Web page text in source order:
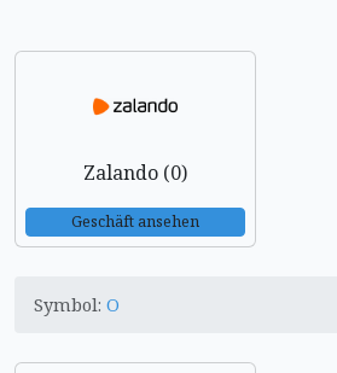
Zalando (0)
Geschäft ansehen
Symbol: O